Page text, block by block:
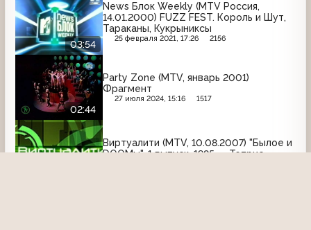
03:54
News Блок Weekly (MTV Россия,
14.01.2000) FUZZ FEST. Король и Шут,
Тараканы, Кукрыниксы
25 февраля 2021, 17:26 2156
02:44
Party Zone (MTV, январь 2001)
Фрагмент
27 июля 2024, 15:16 1517
Виртуалити (MTV, 10.08.2007) "Былое и
DOOМы". 1 выпуск. 1985 — Тетрис